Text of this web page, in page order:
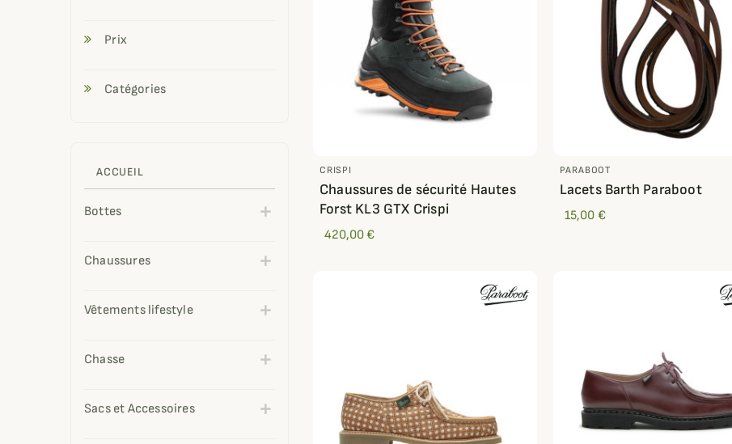
Prix
Catégories
ACCUEIL
Bottes
Chaussures
Vêtements lifestyle
Chasse
Sacs et Accessoires
CRISPI
Chaussures de sécurité Hautes
Forst KL3 GTX Crispi
420,00 €
PARABOOT
Lacets Barth Paraboot
15,00 €